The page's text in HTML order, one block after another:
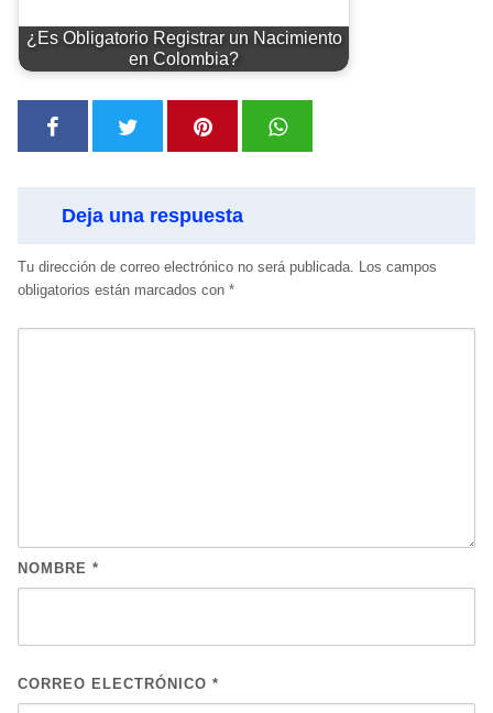
¿Es Obligatorio Registrar un Nacimiento
en Colombia?
Deja una respuesta
Tu dirección de correo electrónico no será publicada. Los campos
obligatorios están marcados con *
NOMBRE *
CORREO ELECTRÓNICO *